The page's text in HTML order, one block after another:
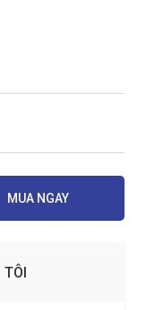
MUA NGAY
TÔI